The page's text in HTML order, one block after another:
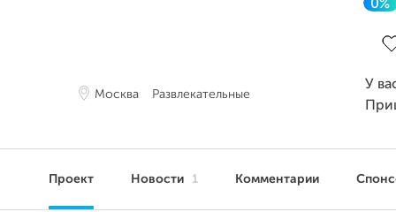
Москва Развлекательные
0%
У
Проект Новости 1 Комментарии